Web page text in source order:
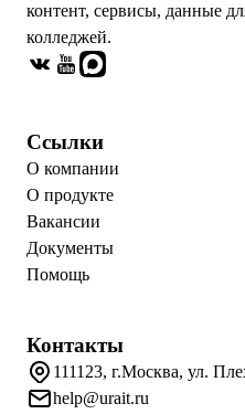
контент, сервисы, данные
колледжей.
Ссылки
О компании
О продукте
Вакансии
Документы
Помощь
Контакты
111123, г.Москва, ул.
help@urait.ru